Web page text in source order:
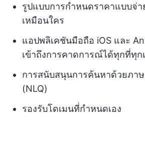
รูปแบบการกำหนดราคาแบบจ่
เหมือนใคร
แอปพลิเคชันมือถือ iOS และ
เข้าถึงการคาดการณ์ได้ทุกที่ทุก
การสนับสนุนการค้นหาด้วยภา
(NLQ)
รองรับโดเมนที่กำหนดเอง